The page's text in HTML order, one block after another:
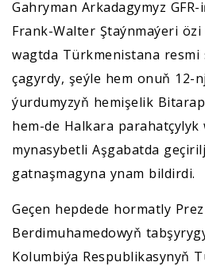
Gahryman Arkadagymyz
Frank-Walter Ştaýnmaýeri
wagtda Türkmenistana resmi
çagyrdy, şeýle hem onuň 12-
ýurdumyzyň hemişelik
hem-de Halkara parahatçylyk
mynasybetli Aşgabatda
gatnaşmagyna ynam bildirdi.
Geçen hepdede hormatly
Berdimuhamedowyň
Kolumbiýa Respublikasynyň